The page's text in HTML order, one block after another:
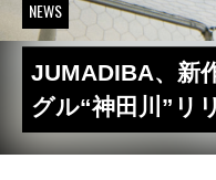
NEWS
JUMADIBA、新
グル“神田川”リ